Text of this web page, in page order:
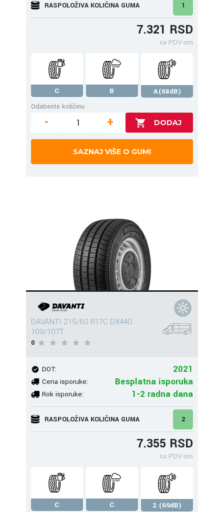
RASPOLOŽIVA KOLIČINA GUMA 1
7.321 RSD
sa PDV-om
C B
A(68dB)
Odaberite količinu
- +
SAZNAJ VIŠE O GUMI
DAVANTI 215/60 R17C DX440
109/107T
0
DOT: 2021
Cena isporuke: Besplatna isporuka
Rok isporuke: 1-2 radna dana
RASPOLOŽIVA KOLIČINA GUMA 2
7.355 RSD
sa PDV-om
C C
2 (69dB)